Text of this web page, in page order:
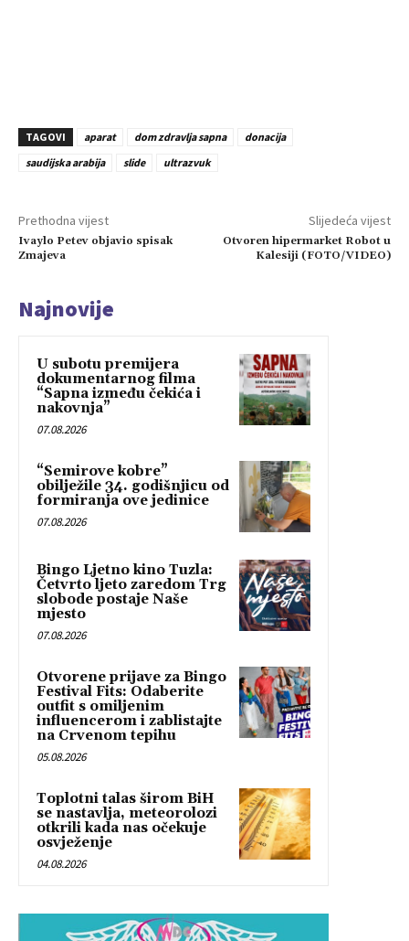
TAGOVI aparat dom zdravlja sapna
donacija
saudijska arabija
slide ultrazvuk
Prethodna vijest
Ivaylo Petev objavio spisak
Zmajeva
Slijedeća vijest
Otvoren hipermarket Robot u
Kalesiji (FOTO/VIDEO)
Najnovije
U subotu premijera
dokumentarnog filma
“Sapna između čekića i
nakovnja”
07.08.2026
“Semirove kobre”
obilježile 34. godišnjicu od
formiranja ove jedinice
07.08.2026
Bingo Ljetno kino Tuzla:
Četvrto ljeto zaredom Trg
slobode postaje Naše
mjesto
07.08.2026
Otvorene prijave za Bingo
Festival Fits: Odaberite
outfit s omiljenim
influencerom i zablistajte
na Crvenom tepihu
05.08.2026
Toplotni talas širom BiH
se nastavlja, meteorolozi
otkrili kada nas očekuje
osvježenje
04.08.2026